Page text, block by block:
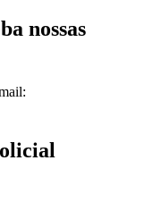
nossas